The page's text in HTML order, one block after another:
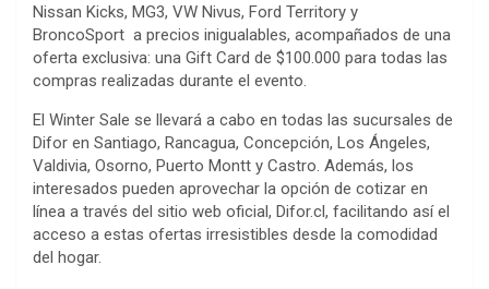
Nissan Kicks, MG3, VW Nivus, Ford Territory y
BroncoSport a precios inigualables, acompañados de una
oferta exclusiva: una Gift Card de $100.000 para todas las
compras realizadas durante el evento.
El Winter Sale se llevará a cabo en todas las sucursales de
Difor en Santiago, Rancagua, Concepción, Los Ángeles,
Valdivia, Osorno, Puerto Montt y Castro. Además, los
interesados pueden aprovechar la opción de cotizar en
línea a través del sitio web oficial, Difor.cl, facilitando así el
acceso a estas ofertas irresistibles desde la comodidad
del hogar.